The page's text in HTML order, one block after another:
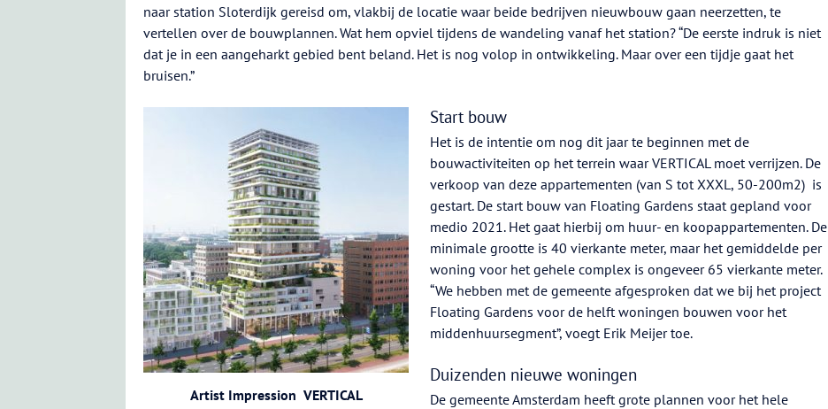
naar station Sloterdijk gereisd om, vlakbij de locatie waar beide bedrijven nieuwbouw gaan neerzetten, te
vertellen over de bouwplannen. Wat hem opviel tijdens de wandeling vanaf het station? “De eerste indruk is niet
dat je in een aangeharkt gebied bent beland. Het is nog volop in ontwikkeling. Maar over een tijdje gaat het
bruisen.”
Artist Impression VERTICAL
Start bouw
Het is de intentie om nog dit jaar te beginnen met de
bouwactiviteiten op het terrein waar VERTICAL moet verrijzen. De
verkoop van deze appartementen (van S tot XXXL, 50-200m2) is
gestart. De start bouw van Floating Gardens staat gepland voor
medio 2021. Het gaat hierbij om huur- en koopappartementen. De
minimale grootte is 40 vierkante meter, maar het gemiddelde per
woning voor het gehele complex is ongeveer 65 vierkante meter.
“We hebben met de gemeente afgesproken dat we bij het project
Floating Gardens voor de helft woningen bouwen voor het
middenhuursegment”, voegt Erik Meijer toe.
Duizenden nieuwe woningen
De gemeente Amsterdam heeft grote plannen voor het hele